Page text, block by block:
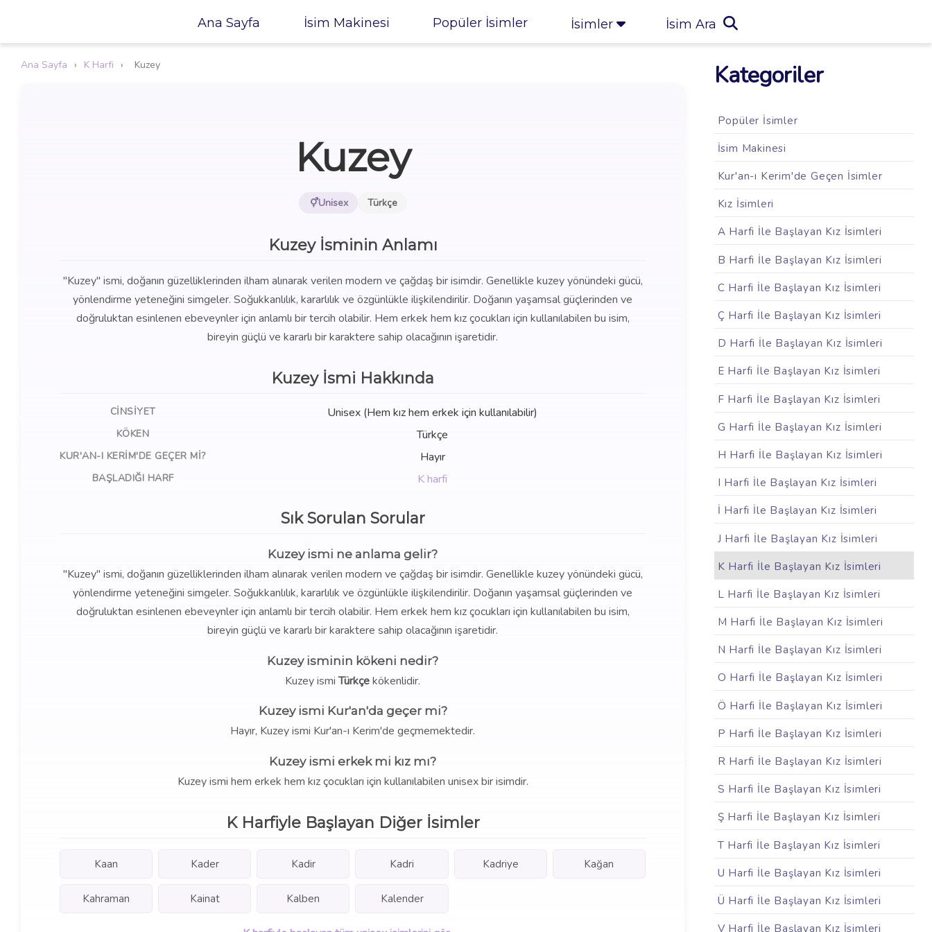
Ana Sayfa İsim Makinesi Popüler İsimler İsimler İsim Ara
Ana Sayfa › K Harfi › Kuzey
Kuzey
Unisex Türkçe
Kuzey İsminin Anlamı
"Kuzey" ismi, doğanın güzelliklerinden ilham alınarak verilen modern ve çağdaş bir isimdir. Genellikle kuzey yönündeki gücü,
yönlendirme yeteneğini simgeler. Soğukkanlılık, kararlılık ve özgünlükle ilişkilendirilir. Doğanın yaşamsal güçlerinden ve
doğruluktan esinlenen ebeveynler için anlamlı bir tercih olabilir. Hem erkek hem kız çocukları için kullanılabilen bu isim,
bireyin güçlü ve kararlı bir karaktere sahip olacağının işaretidir.
Kuzey İsmi Hakkında
CINSIYET Unisex (Hem kız hem erkek için kullanılabilir)
KÖKEN Türkçe
KUR'AN-I KERIM'DE GEÇER MI? Hayır
BAŞLADIĞI HARF K harfi
Sık Sorulan Sorular
Kuzey ismi ne anlama gelir?
"Kuzey" ismi, doğanın güzelliklerinden ilham alınarak verilen modern ve çağdaş bir isimdir. Genellikle kuzey yönündeki gücü,
yönlendirme yeteneğini simgeler. Soğukkanlılık, kararlılık ve özgünlükle ilişkilendirilir. Doğanın yaşamsal güçlerinden ve
doğruluktan esinlenen ebeveynler için anlamlı bir tercih olabilir. Hem erkek hem kız çocukları için kullanılabilen bu isim,
bireyin güçlü ve kararlı bir karaktere sahip olacağının işaretidir.
Kuzey isminin kökeni nedir?
Kuzey ismiTürkçekökenlidir.
Kuzey ismi Kur'an'da geçer mi?
Hayır, Kuzey ismi Kur'an-ı Kerim'de geçmemektedir.
Kuzey ismi erkek mi kız mı?
Kuzey ismi hem erkek hem kız çocukları için kullanılabilen unisex bir isimdir.
K Harfiyle Başlayan Diğer İsimler
Kaan Kader Kadir Kadri Kadriye Kağan
Kahraman Kainat Kalben Kalender
Kategoriler
Popüler İsimler
İsim Makinesi
Kur'an-ı Kerim'de Geçen İsimler
Kız İsimleri
A Harfi İle Başlayan Kız İsimleri
B Harfi İle Başlayan Kız İsimleri
C Harfi İle Başlayan Kız İsimleri
Ç Harfi İle Başlayan Kız İsimleri
D Harfi İle Başlayan Kız İsimleri
E Harfi İle Başlayan Kız İsimleri
F Harfi İle Başlayan Kız İsimleri
G Harfi İle Başlayan Kız İsimleri
H Harfi İle Başlayan Kız İsimleri
I Harfi İle Başlayan Kız İsimleri
İ Harfi İle Başlayan Kız İsimleri
J Harfi İle Başlayan Kız İsimleri
K Harfi İle Başlayan Kız İsimleri
L Harfi İle Başlayan Kız İsimleri
M Harfi İle Başlayan Kız İsimleri
N Harfi İle Başlayan Kız İsimleri
O Harfi İle Başlayan Kız İsimleri
Ö Harfi İle Başlayan Kız İsimleri
P Harfi İle Başlayan Kız İsimleri
R Harfi İle Başlayan Kız İsimleri
S Harfi İle Başlayan Kız İsimleri
Ş Harfi İle Başlayan Kız İsimleri
T Harfi İle Başlayan Kız İsimleri
U Harfi İle Başlayan Kız İsimleri
Ü Harfi İle Başlayan Kız İsimleri
V Harfi İle Başlayan Kız İsimleri